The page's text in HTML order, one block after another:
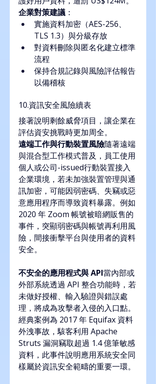
企業對策建議 ：
實施資料加密（AES-256、
TLS 1.3）與分級存放
對資料刪除與匿名化建立標準
流程
保持合規記錄與風險評估報告
以備稽核
10.資訊安全風險續表
接著說明剩餘威脅項目，讓企業在
評估資安挑戰時更加周全。
遠端工作與行動裝置風險隨著遠端
與混合型工作模式普及，員工使用
個人或公司-issued行動裝置接入
企業環境，若未加強裝置管理與通
訊加密，可能因弱密碼、失竊或惡
意應用程序而導致資料暴露。例如
2020 年 Zoom 帳號被暗網販售的
事件，突顯弱密碼與帳號再利用風
險，間接衝擊平台與使用者的資料
安全。
不安全的應用程式與 API當內部或
外部系統透過 API 整合功能時，若
未做好授權、輸入驗證與錯誤處
理，將成為攻擊者入侵的入口點。
經典案例為 2017 年 Equifax 資料
外洩事故，駭客利用 Apache
Struts 漏洞竊取超過 1.4 億筆敏感
資料，此事件說明應用系統安全同
樣屬於資訊安全範疇的重要一環。